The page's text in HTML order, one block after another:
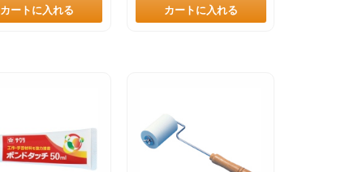
カートに入れる カートに入れる